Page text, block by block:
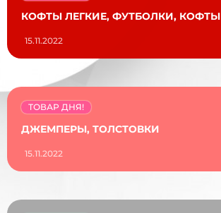
КОФТЫ ЛЕГКИЕ, ФУТБОЛКИ, КОФТЫ
15.11.2022
ДЖЕМПЕРЫ, ТОЛСТОВКИ
ТОВАР ДНЯ!
15.11.2022